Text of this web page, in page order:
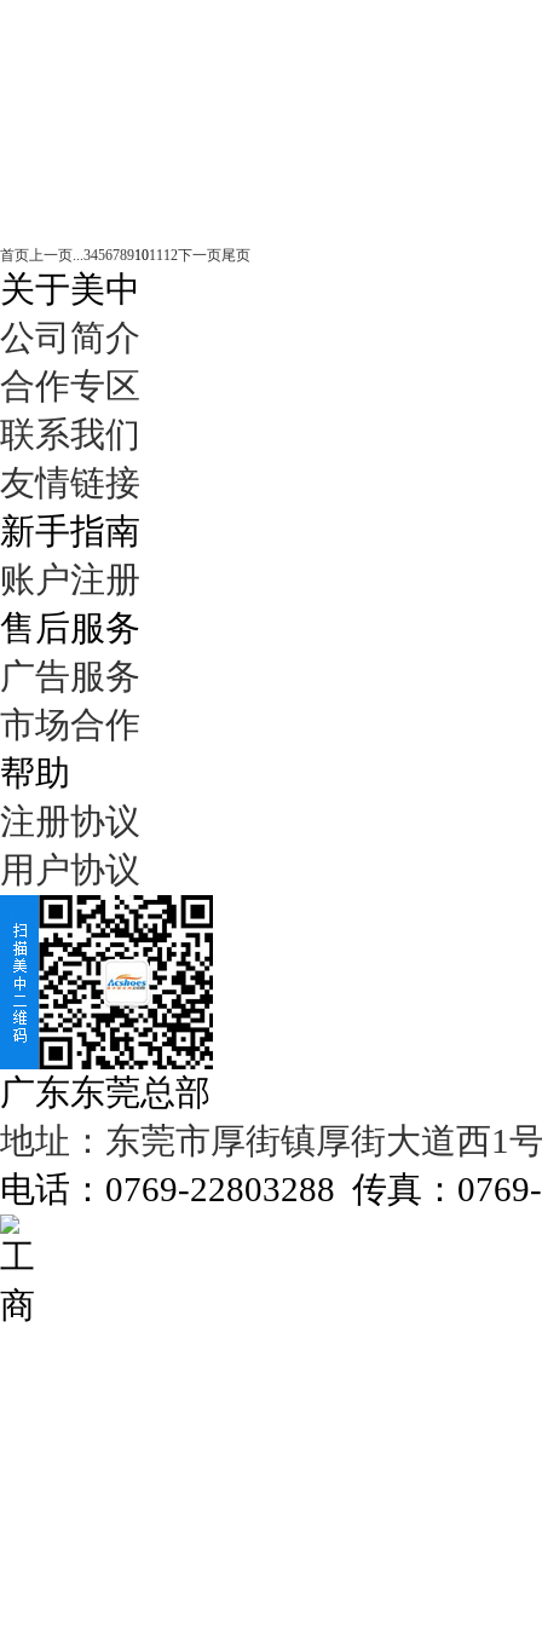
首页上一页...3456789101112下一页尾页
关于美中
公司简介
合作专区
联系我们
友情链接
新手指南
账户注册
售后服务
广告服务
市场合作
帮助
注册协议
用户协议
广东东莞总部
地址：东莞市厚街镇厚街大道西1
电话：0769-22803288 传真：